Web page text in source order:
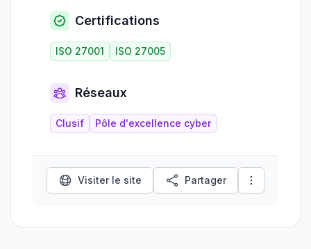
Certifications
ISO 27001 ISO 27005
Réseaux
Clusif Pôle d'excellence cyber
Visiter le site Partager